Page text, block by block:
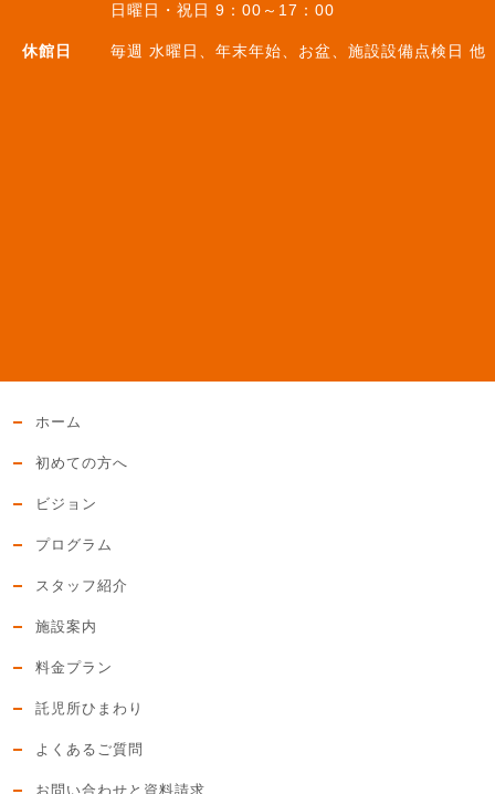
日曜日・祝日 9：00～17：00
休館日 毎週 水曜日、年末年始、お盆、施設設備点検日 他
ホーム
初めての方へ
ビジョン
プログラム
スタッフ紹介
施設案内
料金プラン
託児所ひまわり
よくあるご質問